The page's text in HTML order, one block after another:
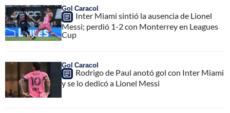
Gol Caracol
Inter Miami sintió la ausencia de Lionel
Messi; perdió 1-2 con Monterrey en Leagues
Cup
Gol Caracol
Rodrigo de Paul anotó gol con Inter Miami
y se lo dedicó a Lionel Messi